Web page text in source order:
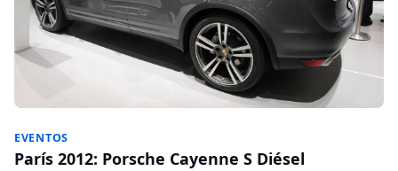
EVENTOS
París 2012: Porsche Cayenne S Diésel